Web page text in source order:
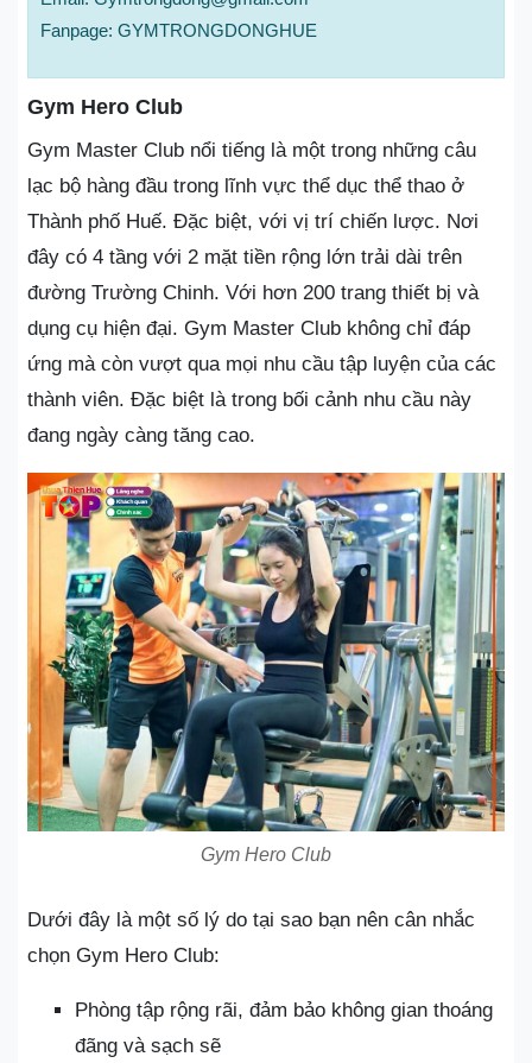
Fanpage: GYMTRONGDONGHUE
Gym Hero Club
Gym Master Club nổi tiếng là một trong những câu
lạc bộ hàng đầu trong lĩnh vực thể dục thể thao ở
Thành phố Huế. Đặc biệt, với vị trí chiến lược. Nơi
đây có 4 tầng với 2 mặt tiền rộng lớn trải dài trên
đường Trường Chinh. Với hơn 200 trang thiết bị và
dụng cụ hiện đại. Gym Master Club không chỉ đáp
ứng mà còn vượt qua mọi nhu cầu tập luyện của các
thành viên. Đặc biệt là trong bối cảnh nhu cầu này
đang ngày càng tăng cao.
Gym Hero Club
Dưới đây là một số lý do tại sao bạn nên cân nhắc
chọn Gym Hero Club:
Phòng tập rộng rãi, đảm bảo không gian thoáng
đãng và sạch sẽ